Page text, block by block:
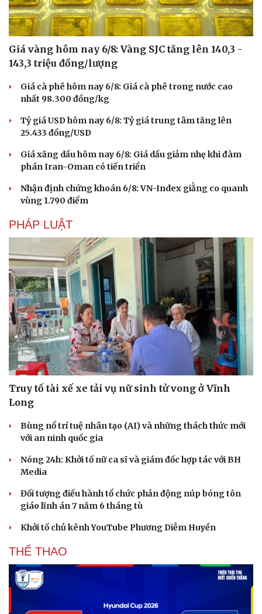
Du lịch
Săn Tour
check-in
Đọc truyện đêm khuya
Cửa sổ tình yêu
Kể chuyện cho bé
Hạt giống tâm hồn
Giá vàng hôm nay 6/8: Vàng SJC tăng lên 140,3 -
143,3 triệu đồng/lượng
Giá cà phê hôm nay 6/8: Giá cà phê trong nước cao
nhất 98.300 đồng/kg
Tỷ giá USD hôm nay 6/8: Tỷ giá trung tâm tăng lên
25.433 đồng/USD
Giá xăng dầu hôm nay 6/8: Giá dầu giảm nhẹ khi đàm
phán Iran-Oman có tiến triển
Nhận định chứng khoán 6/8: VN-Index giằng co quanh
vùng 1.790 điểm
PHÁP LUẬT
Truy tố tài xế xe tải vụ nữ sinh tử vong ở Vĩnh
Long
Bùng nổ trí tuệ nhân tạo (AI) và những thách thức mới
với an ninh quốc gia
Nóng 24h: Khởi tố nữ ca sĩ và giám đốc hợp tác với BH
Media
Đối tượng điều hành tổ chức phản động núp bóng tôn
giáo lĩnh án 7 năm 6 tháng tù
Khởi tố chủ kênh YouTube Phương Diễm Huyền
THỂ THAO